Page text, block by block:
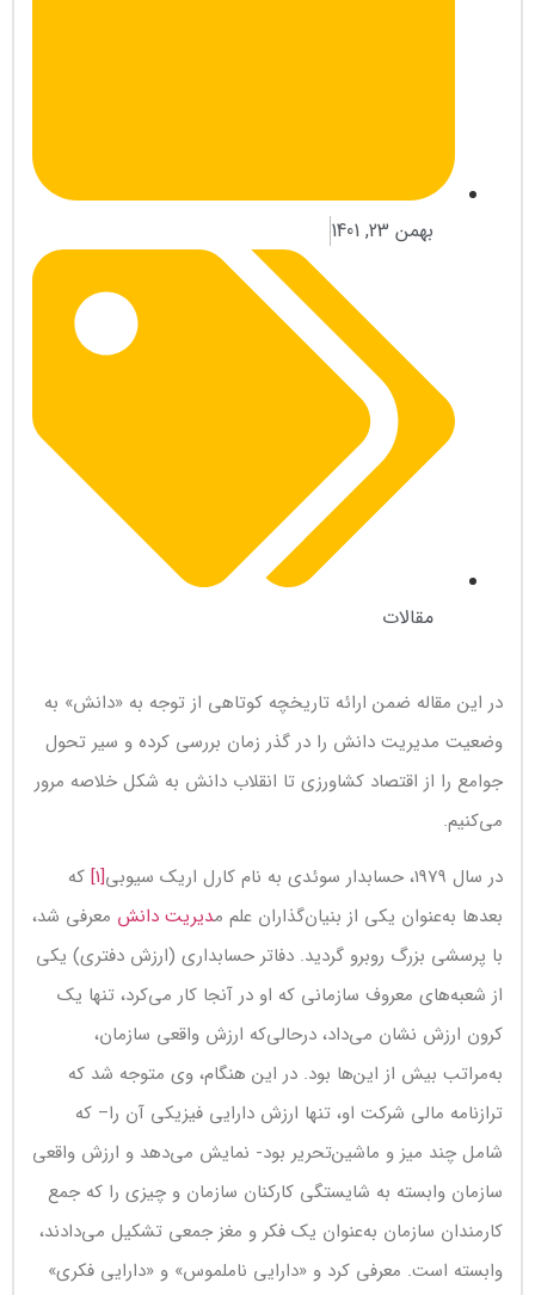
بهمن 23, 1401
مقالات
در این مقاله ضمن ارائه تاریخچه کوتاهی از توجه به «دانش» به
وضعیت مدیریت دانش را در گذر زمان بررسی کرده و سیر تحول
جوامع را از اقتصاد کشاورزی تا انقلاب دانش به شکل خلاصه مرور
می‌کنیم.
در سال 1979، حسابدار سوئدی به نام کارل اریک سیوبی
[1] که
بعدها به‌عنوان یکی از بنیان‌گذاران علم مدیریت دانش معرفی شد،
با پرسشی بزرگ روبرو گردید. دفاتر حسابداری (ارزش دفتری) یکی
از شعبه‌های معروف سازمانی که او در آنجا کار می‌کرد، تنها یک
کرون ارزش نشان می‌داد، درحالی‌که ارزش واقعی سازمان،
به‌مراتب بیش از این‌ها بود. در این هنگام، وی متوجه شد که
ترازنامه مالی شرکت او، تنها ارزش دارایی فیزیکی آن را– که
شامل چند میز و ماشین‌تحریر بود- نمایش می‌دهد و ارزش واقعی
سازمان وابسته به شایستگی کارکنان سازمان و چیزی را که جمع
کارمندان سازمان به‌عنوان یک فکر و مغز جمعی تشکیل می‌دادند،
وابسته است. معرفی کرد و «دارایی ناملموس» و «دارایی فکری»